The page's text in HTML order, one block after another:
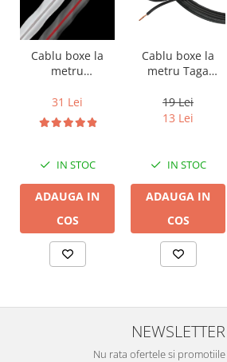
Cablu boxe la
metru
DB 16/2,
conductor cupru
LGC
31 Lei
IN STOC
ADAUGA IN
COS
Cablu boxe la
metru Taga
14B, 2 x 2mm
19 Lei
13 Lei
IN STOC
ADAUGA IN
COS
NEWSLETTER
Nu rata ofertele si